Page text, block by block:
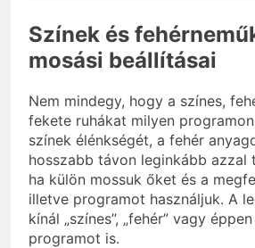
Színek és
mosási beállításai
Nem mindegy, hogy a színes,
fekete ruhákat milyen
színek élénkségét, a fehér
hosszabb távon leginkább azzal
ha külön mossuk őket és a
illetve programot használjuk. A
kínál „színes”, „fehér” vagy
programot is.